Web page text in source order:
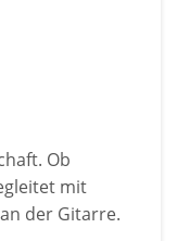
Ob
mit
der Gitarre.